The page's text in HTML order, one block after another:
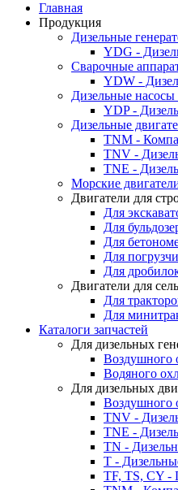
Главная
Продукция
Дизельные
YDG -
Cварочные
YDW -
Дизельные
YDP -
Дизельные
TNM -
TNV -
TNE -
Морские
Двигатели для
Для
Для
Для
Для
Для
Двигатели для
Для
Для
Каталоги запчастей
Для дизельных
Воздушного
Водяного
Для дизельных
Воздушного
TNV -
TNE -
TN -
T -
TF, TS, CY -